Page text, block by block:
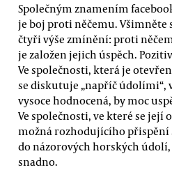
Společným znamením
je boj proti něčemu. Všimněte
čtyři výše zmínění: proti
je založen jejich úspěch.
Ve společnosti, která je
se diskutuje „napříč údolími“,
vysoce hodnocená, by moc
Ve společnosti, ve které se její
možná rozhodujícího
do názorových horských
snadno.